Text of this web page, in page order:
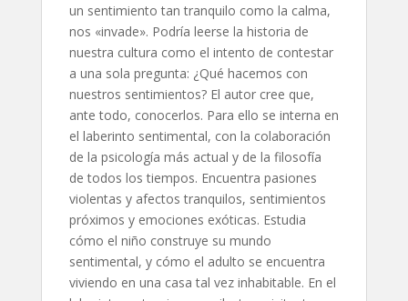
un sentimiento tan tranquilo como la calma,
nos «invade». Podría leerse la historia de
nuestra cultura como el intento de contestar
a una sola pregunta: ¿Qué hacemos con
nuestros sentimientos? El autor cree que,
ante todo, conocerlos. Para ello se interna en
el laberinto sentimental, con la colaboración
de la psicología más actual y de la filosofía
de todos los tiempos. Encuentra pasiones
violentas y afectos tranquilos, sentimientos
próximos y emociones exóticas. Estudia
cómo el niño construye su mundo
sentimental, y cómo el adulto se encuentra
viviendo en una casa tal vez inhabitable. En el